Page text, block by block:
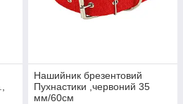
Нашийник брезентовий
Пухнастики ,червоний 35
мм/60см